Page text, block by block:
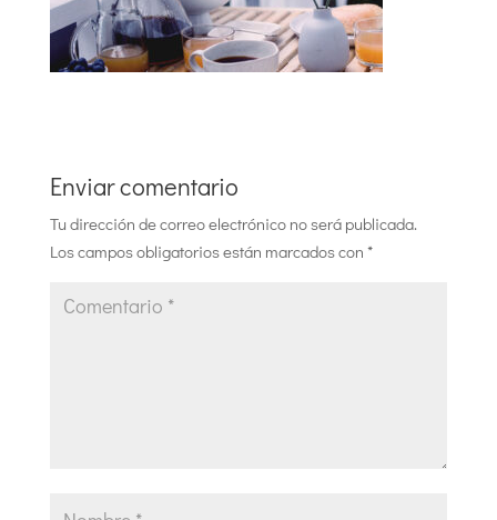
Enviar comentario
Tu dirección de correo electrónico no será publicada.
Los campos obligatorios están marcados con *